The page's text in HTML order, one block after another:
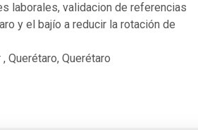
laborales, validacion de referencias
y el bajío a reducir la rotación de
Querétaro, Querétaro